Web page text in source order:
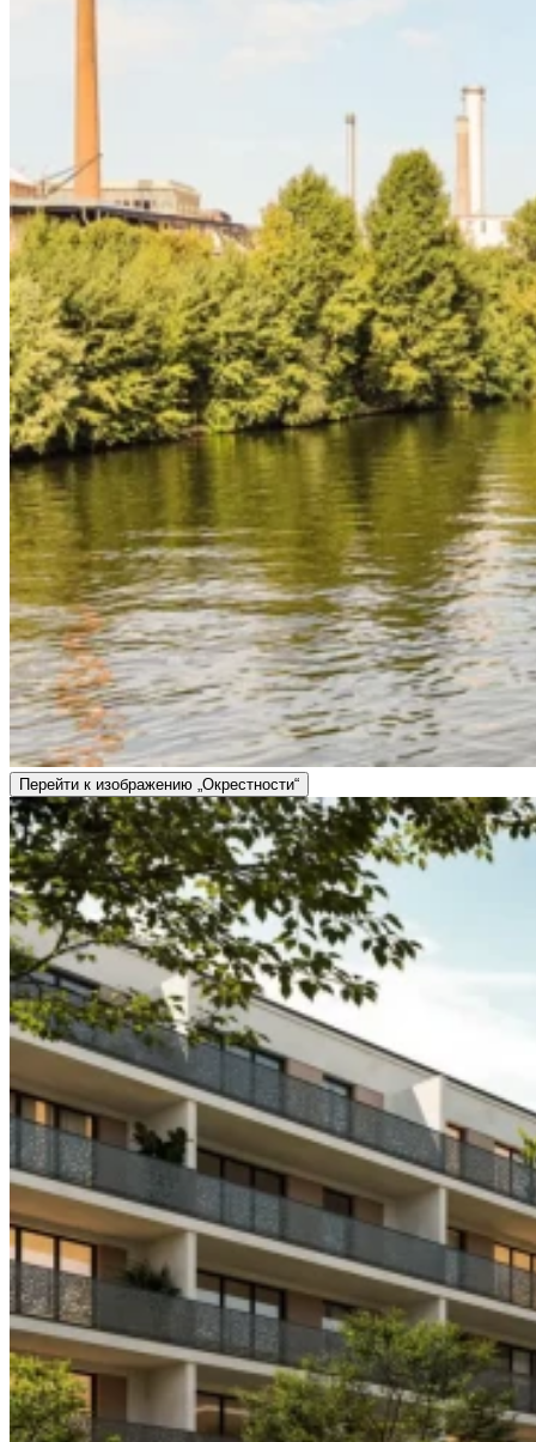
Перейти к изображению „Окрестности“